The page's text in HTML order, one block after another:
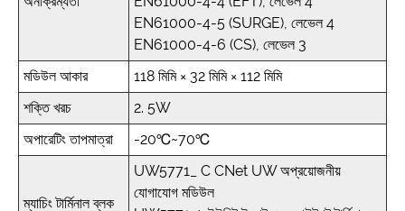
EN61000-4-5 (SURGE), লেভেল 4
EN61000-4-6 (CS), লেভেল 3
মডিউল আকার
118 মিমি × 32 মিমি × 112 মিমি
শক্তি খরচ
2. 5W
অপারেটিং তাপমাত্রা
-20℃~70℃
ম্যাচিং টার্মিনাল ব্লক
UW5771_ C CNet UW অপ্রয়োজনীয়
যোগাযোগ মডিউল